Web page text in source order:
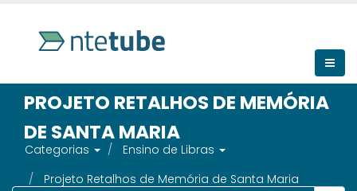
PROJETO RETALHOS DE MEMÓRIA
DE SANTA MARIA
Categorias
Ensino de Libras
Projeto Retalhos de Memória de Santa Maria